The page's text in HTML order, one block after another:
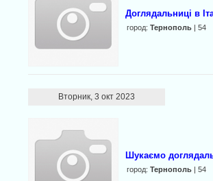
Доглядальниці в
город: Тернополь| 54
Вторник, 3 окт 2023
Шукаємо
город: Тернополь| 54